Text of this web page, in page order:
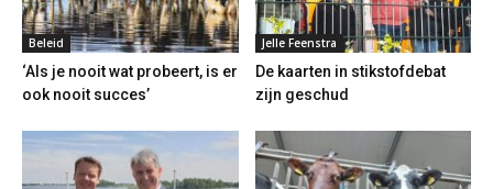
Beleid
‘Als je nooit wat probeert, is er
ook nooit succes’
Jelle Feenstra
De kaarten in stikstofdebat
zijn geschud